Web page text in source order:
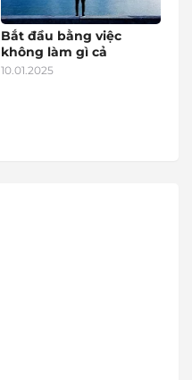
Bắt đầu bằng việc
không làm gì cả
10.01.2025